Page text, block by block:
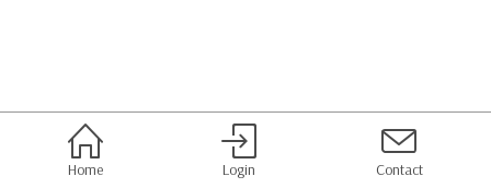
Home Login Contact